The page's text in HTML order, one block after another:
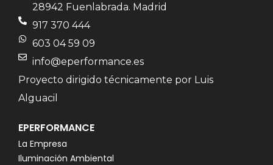
28942 Fuenlabrada. Madrid
917 370 444
603 04 59 09
info@eperformance.es
Proyecto dirigido técnicamente por Luis
Alguacil
EPERFORMANCE
La Empresa
Iluminación Ambiental